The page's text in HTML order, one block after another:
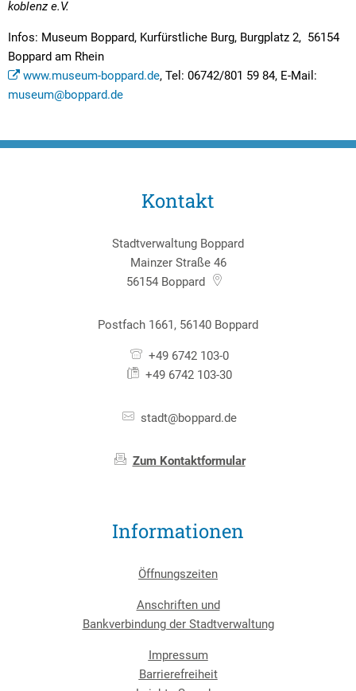
koblenz e.V.
Infos: Museum Boppard, Kurfürstliche Burg, Burgplatz 2, 56154
Boppard am Rhein
www.museum-boppard.de, Tel: 06742/801 59 84, E-Mail:
museum@boppard.de
Kontakt
Stadtverwaltung Boppard
Mainzer Straße 46
56154 Boppard
Postfach 1661, 56140 Boppard
+49 6742 103-0
+49 6742 103-30
stadt@boppard.de
Zum Kontaktformular
Informationen
Öffnungszeiten
Anschriften und
Bankverbindung der Stadtverwaltung
Impressum
Barrierefreiheit